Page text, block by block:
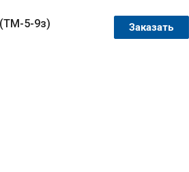
5-9з) Заказать